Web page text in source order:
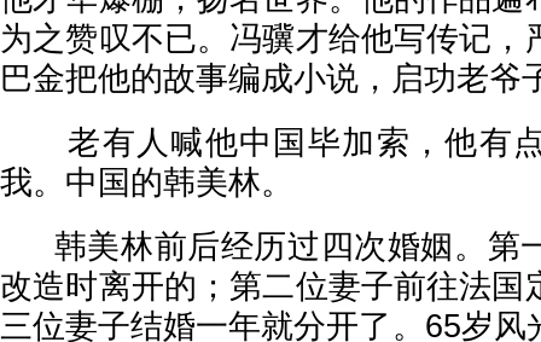
为之赞叹不已。冯骥才给他写传记，
巴金把他的故事编成小说，启功老爷
老有人喊他中国毕加索，他有
我。中国的韩美林。
韩美林前后经历过四次婚姻。第
改造时离开的；第二位妻子前往法国
三位妻子结婚一年就分开了。65岁风